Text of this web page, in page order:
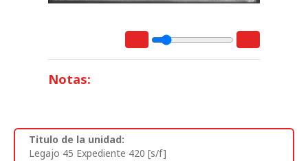
Notas:
Titulo de la unidad:
Legajo 45 Expediente 420 [s/f]